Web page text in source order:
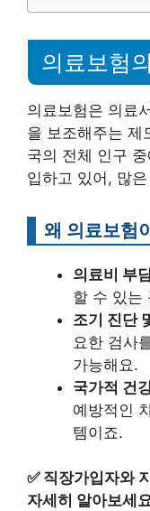
의료보험
의료보험은 의료
을 보조해주는 제
국의 전체 인구
입하고 있어, 많
왜 의료보험
의료비 부
할 수 있는
조기 진단
요한 검사
가능해요.
국가적 건
예방적인
템이죠.
✅ 직장가입자와
자세히 알아보세